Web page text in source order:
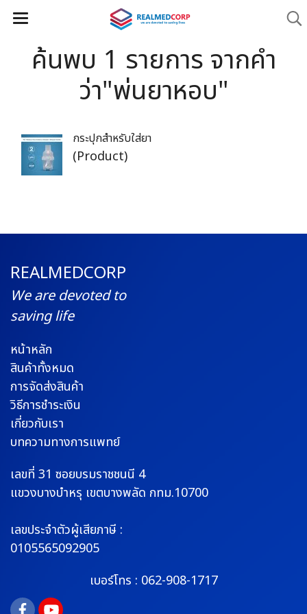
ค้นพบ 1 รายการ จากคำ
ว่า"พ่นยาหอบ"
กระปุกสำหรับใส่ยา
(Product)
REALMEDCORP
We are devoted to
saving life
หน้าหลัก
สินค้าทั้งหมด
การจัดส่งสินค้า
วิธีการชำระเงิน
เกี่ยวกับเรา
บทความทางการแพทย์
เลขที่ 31 ซอยบรมราชชนนี 4
แขวงบางบำหรุ เขตบางพลัด กทม.10700
เลขประจำตัวผู้เสียภาษี :
0105565092905
เบอร์โทร : 062-908-1717